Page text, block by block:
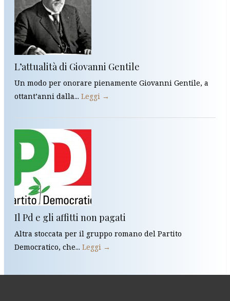
L’attualità di Giovanni Gentile
Un modo per onorare pienamente Giovanni Gentile, a
ottant’anni dalla... Leggi →
Il Pd e gli affitti non pagati
Altra stoccata per il gruppo romano del Partito
Democratico, che... Leggi →